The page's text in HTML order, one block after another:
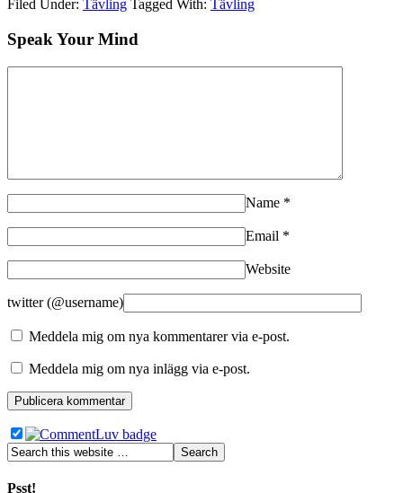
Filed Under: Tävling Tagged With: Tävling
Speak Your Mind
Name *
Email *
Website
twitter (@username)
Meddela mig om nya kommentarer via e-post.
Meddela mig om nya inlägg via e-post.
Psst!